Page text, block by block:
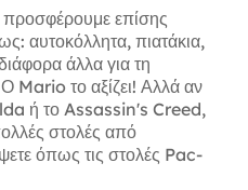
προσφέρουμε επίσης
αυτοκόλλητα, πιατάκια,
άλλα για τη
Mario το αξίζει! Αλλά αν
ή το Assassin's Creed,
στολές από
όπως τις στολές Pac-